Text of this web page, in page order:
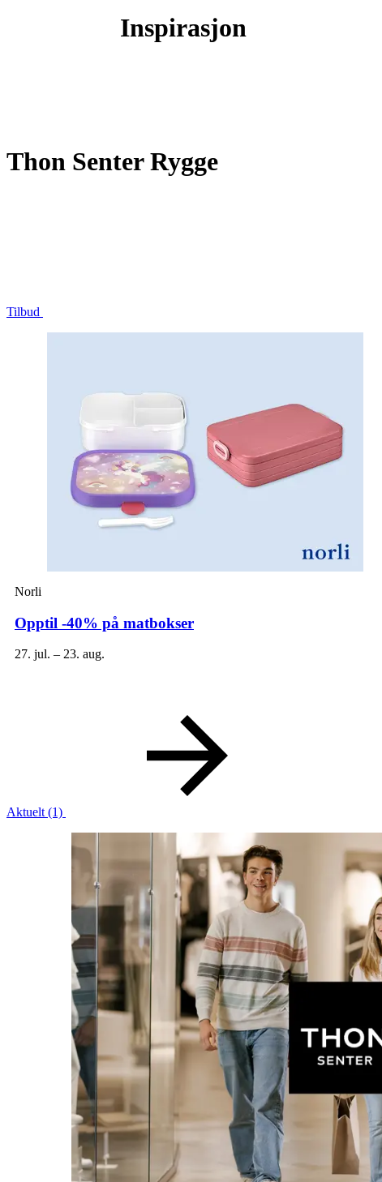
Inspirasjon
Mat og drikke
Tilbud
Merker
Inspirasjon
Søk
Praktisk informasjon
Finn frem
Thon Senter Rygge
Tilbud
Norli
Opptil -40% på matbokser
27. jul. – 23. aug.
Aktuelt (1)